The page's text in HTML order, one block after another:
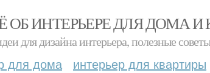
ОБ ИНТЕРЬЕРЕ ДЛЯ ДОМА И
для дизайна интерьера, полезные
для дома интерьер для квартиры